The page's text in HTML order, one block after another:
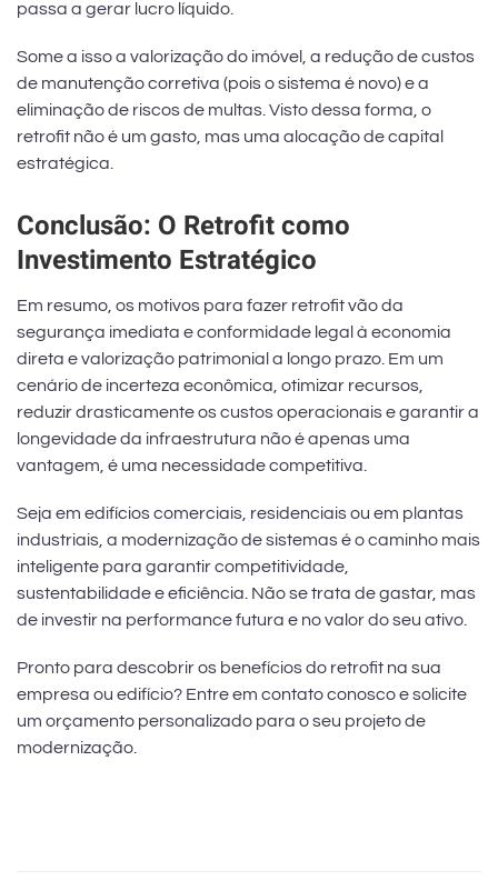
passa a gerar lucro líquido.
Some a isso a valorização do imóvel, a redução de custos
de manutenção corretiva (pois o sistema é novo) e a
eliminação de riscos de multas. Visto dessa forma, o
retrofit não é um gasto, mas uma alocação de capital
estratégica.
Conclusão: O Retrofit como
Investimento Estratégico
Em resumo, os motivos para fazer retrofit vão da
segurança imediata e conformidade legal à economia
direta e valorização patrimonial a longo prazo. Em um
cenário de incerteza econômica, otimizar recursos,
reduzir drasticamente os custos operacionais e garantir a
longevidade da infraestrutura não é apenas uma
vantagem, é uma necessidade competitiva.
Seja em edifícios comerciais, residenciais ou em plantas
industriais, a modernização de sistemas é o caminho mais
inteligente para garantir competitividade,
sustentabilidade e eficiência. Não se trata de gastar, mas
de investir na performance futura e no valor do seu ativo.
Pronto para descobrir os benefícios do retrofit na sua
empresa ou edifício? Entre em contato conosco e solicite
um orçamento personalizado para o seu projeto de
modernização.